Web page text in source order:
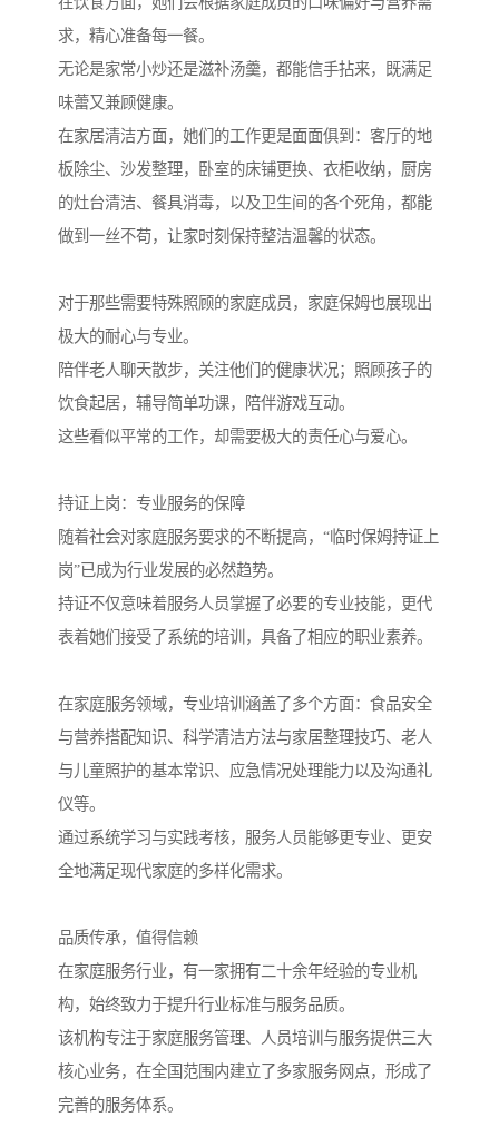
求，精心准备每一餐。
无论是家常小炒还是滋补汤羹，都能信手拈来，既满足
味蕾又兼顾健康。
在家居清洁方面，她们的工作更是面面俱到：客厅的地
板除尘、沙发整理，卧室的床铺更换、衣柜收纳，厨房
的灶台清洁、餐具消毒，以及卫生间的各个死角，都能
做到一丝不苟，让家时刻保持整洁温馨的状态。
对于那些需要特殊照顾的家庭成员，家庭保姆也展现出
极大的耐心与专业。
陪伴老人聊天散步，关注他们的健康状况；照顾孩子的
饮食起居，辅导简单功课，陪伴游戏互动。
这些看似平常的工作，却需要极大的责任心与爱心。
持证上岗：专业服务的保障
随着社会对家庭服务要求的不断提高，“临时保姆持证上
岗”已成为行业发展的必然趋势。
持证不仅意味着服务人员掌握了必要的专业技能，更代
表着她们接受了系统的培训，具备了相应的职业素养。
在家庭服务领域，专业培训涵盖了多个方面：食品安全
与营养搭配知识、科学清洁方法与家居整理技巧、老人
与儿童照护的基本常识、应急情况处理能力以及沟通礼
仪等。
通过系统学习与实践考核，服务人员能够更专业、更安
全地满足现代家庭的多样化需求。
品质传承，值得信赖
在家庭服务行业，有一家拥有二十余年经验的专业机
构，始终致力于提升行业标准与服务品质。
该机构专注于家庭服务管理、人员培训与服务提供三大
核心业务，在全国范围内建立了多家服务网点，形成了
完善的服务体系。